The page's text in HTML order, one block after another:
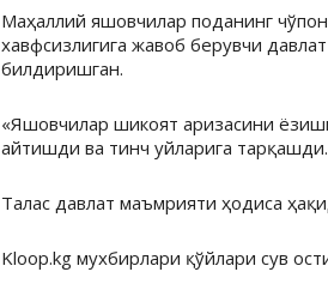
Маҳаллий яшовчилар поданинг
хавфсизлигига жавоб берувчи
билдиришган.
«Яшовчилар шикоят аризасини
айтишди ва тинч уйларига тарқашди.
Талас давлат маъмрияти ҳодиса
Kloop.kg мухбирлари қўйлари сув